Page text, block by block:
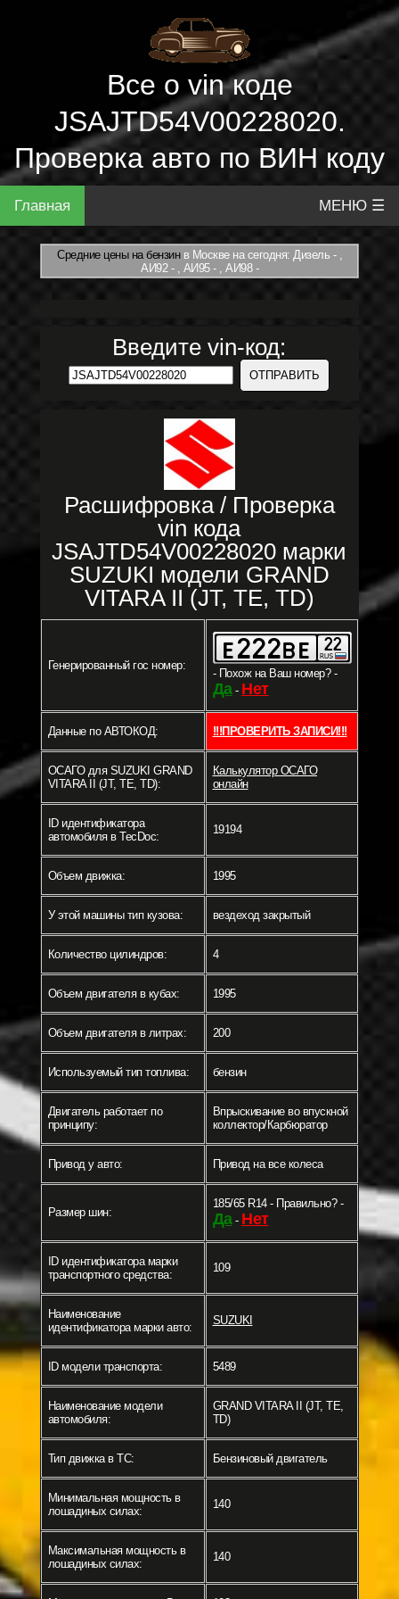
Все о vin коде
JSAJTD54V00228020.
Проверка авто по ВИН коду
Главная МЕНЮ ☰
Средние цены на бензинв Москве на сегодня: Дизель - ,
АИ92 - , АИ95 - , АИ98 -
Введите vin-код:
Расшифровка / Проверка
vin кода
JSAJTD54V00228020 марки
SUZUKI модели GRAND
VITARA II (JT, TE, TD)
Генерированный гос номер:
- Похож на Ваш номер? -
Да- Нет
Данные по АВТОКОД: !!!ПРОВЕРИТЬ ЗАПИСИ!!!
ОСАГО для SUZUKI GRAND
VITARA II (JT, TE, TD):
Калькулятор ОСАГО
онлайн
ID идентификатора
автомобиля в TecDoc:
19194
Объем движка: 1995
У этой машины тип кузова: вездеход закрытый
Количество цилиндров: 4
Объем двигателя в кубах: 1995
Объем двигателя в литрах: 200
Используемый тип топлива: бензин
Двигатель работает по
принципу:
Впрыскивание во впускной
коллектор/Карбюратор
Привод у авто: Привод на все колеса
Размер шин:
185/65 R14 - Правильно? -
Да- Нет
ID идентификатора марки
транспортного средства:
109
Наименование
идентификатора марки авто:
SUZUKI
ID модели транспорта: 5489
Наименование модели
автомобиля:
GRAND VITARA II (JT, TE,
TD)
Тип движка в ТС: Бензиновый двигатель
Минимальная мощность в
лошадиных силах:
140
Максимальная мощность в
лошадиных силах:
140